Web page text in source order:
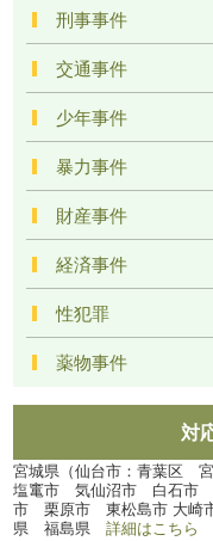
刑事事件
交通事件
少年事件
暴力事件
財産事件
経済事件
性犯罪
薬物事件
対
宮城県（仙台市：青葉
塩竃市 気仙沼市 白石
市 栗原市 東松島市 大崎
県 福島県詳細はこちら